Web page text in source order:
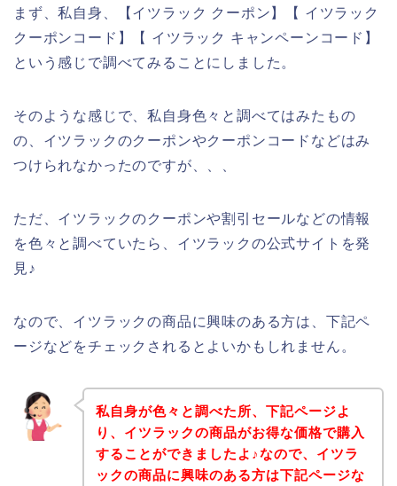
まず、私自身、【イツラック クーポン】【 イツラック
クーポンコード】【 イツラック キャンペーンコード】
という感じで調べてみることにしました。
そのような感じで、私自身色々と調べてはみたもの
の、イツラックのクーポンやクーポンコードなどはみ
つけられなかったのですが、、、
ただ、イツラックのクーポンや割引セールなどの情報
を色々と調べていたら、イツラックの公式サイトを発
見♪
なので、イツラックの商品に興味のある方は、下記ペ
ージなどをチェックされるとよいかもしれません。
私自身が色々と調べた所、下記ページよ
り、イツラックの商品がお得な価格で購入
することができましたよ♪なので、イツラ
ックの商品に興味のある方は下記ページな